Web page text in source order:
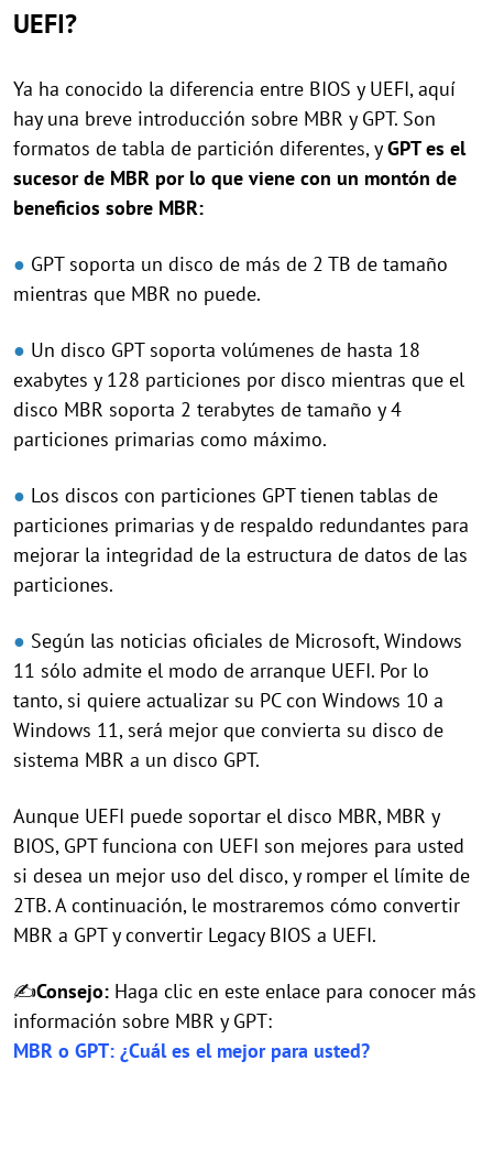
UEFI?
Ya ha conocido la diferencia entre BIOS y UEFI, aquí
hay una breve introducción sobre MBR y GPT. Son
formatos de tabla de partición diferentes, yGPT es el
sucesor de MBR por lo que viene con un montón de
beneficios sobre MBR:
● GPT soporta un disco de más de 2 TB de tamaño
mientras que MBR no puede.
● Un disco GPT soporta volúmenes de hasta 18
exabytes y 128 particiones por disco mientras que el
disco MBR soporta 2 terabytes de tamaño y 4
particiones primarias como máximo.
● Los discos con particiones GPT tienen tablas de
particiones primarias y de respaldo redundantes para
mejorar la integridad de la estructura de datos de las
particiones.
● Según las noticias oficiales de Microsoft, Windows
11 sólo admite el modo de arranque UEFI. Por lo
tanto, si quiere actualizar su PC con Windows 10 a
Windows 11, será mejor que convierta su disco de
sistema MBR a un disco GPT.
Aunque UEFI puede soportar el disco MBR, MBR y
BIOS, GPT funciona con UEFI son mejores para usted
si desea un mejor uso del disco, y romper el límite de
2TB. A continuación, le mostraremos cómo convertir
MBR a GPT y convertir Legacy BIOS a UEFI.
✍Consejo: Haga clic en este enlace para conocer más
información sobre MBR y GPT:
MBR o GPT: ¿Cuál es el mejor para usted?